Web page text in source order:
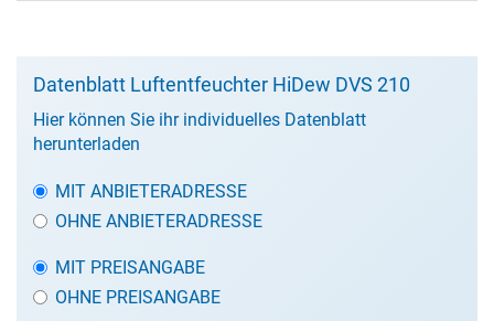
Datenblatt Luftentfeuchter HiDew DVS 210
Hier können Sie ihr individuelles Datenblatt
herunterladen
MIT ANBIETERADRESSE
OHNE ANBIETERADRESSE
MIT PREISANGABE
OHNE PREISANGABE